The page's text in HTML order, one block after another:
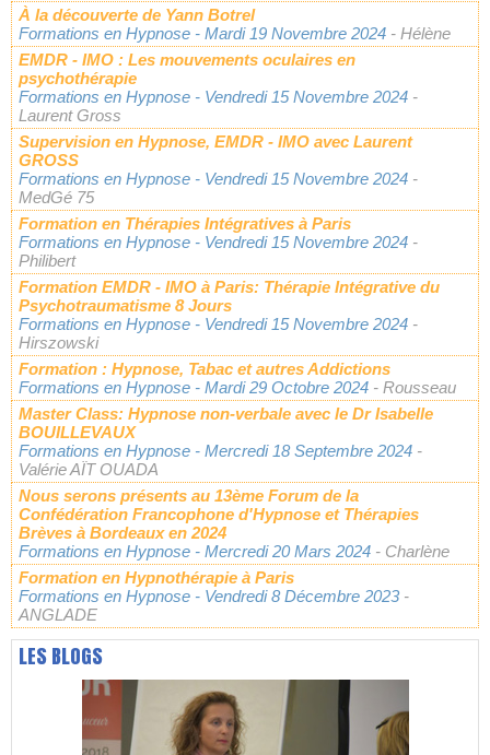
À la découverte de Yann Botrel
Formations en Hypnose - Mardi 19 Novembre 2024 - Hélène
EMDR - IMO : Les mouvements oculaires en
psychothérapie
Formations en Hypnose - Vendredi 15 Novembre 2024 -
Laurent Gross
Supervision en Hypnose, EMDR - IMO avec Laurent
GROSS
Formations en Hypnose - Vendredi 15 Novembre 2024 -
MedGé 75
Formation en Thérapies Intégratives à Paris
Formations en Hypnose - Vendredi 15 Novembre 2024 -
Philibert
Formation EMDR - IMO à Paris: Thérapie Intégrative du
Psychotraumatisme 8 Jours
Formations en Hypnose - Vendredi 15 Novembre 2024 -
Hirszowski
Formation : Hypnose, Tabac et autres Addictions
Formations en Hypnose - Mardi 29 Octobre 2024 - Rousseau
Master Class: Hypnose non-verbale avec le Dr Isabelle
BOUILLEVAUX
Formations en Hypnose - Mercredi 18 Septembre 2024 -
Valérie AÏT OUADA
Nous serons présents au 13ème Forum de la
Confédération Francophone d'Hypnose et Thérapies
Brèves à Bordeaux en 2024
Formations en Hypnose - Mercredi 20 Mars 2024 - Charlène
Formation en Hypnothérapie à Paris
Formations en Hypnose - Vendredi 8 Décembre 2023 -
ANGLADE
LES BLOGS